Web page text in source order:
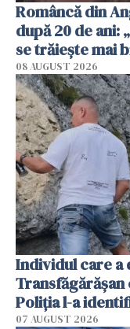
Româncă din
după 20 de ani:
se trăiește mai
08 AUGUST 2026
Individul care a
Transfăgărășan
Poliția l-a
07 AUGUST 2026